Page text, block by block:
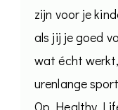
zijn voor je
als jij je goed
wat écht
urenlange
Op Healthy